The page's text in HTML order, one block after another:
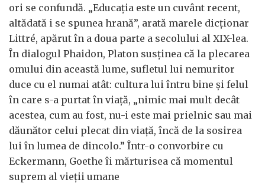
ori se confundă. „Educația este un cuvânt recent,
altădată i se spunea hrană”, arată marele dicționar
Littré, apărut în a doua parte a secolului al XIX-lea.
În dialogul Phaidon, Platon susținea că la plecarea
omului din această lume, sufletul lui nemuritor
duce cu el numai atât: cultura lui întru bine și felul
în care s-a purtat în viață, „nimic mai mult decât
acestea, cum au fost, nu-i este mai prielnic sau mai
dăunător celui plecat din viață, încă de la sosirea
lui în lumea de dincolo.” Într-o convorbire cu
Eckermann, Goethe îi mărturisea că momentul
suprem al vieții umane